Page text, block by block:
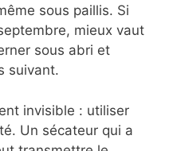
sous paillis. Si
mieux vaut
sous abri et
suivant.
invisible : utiliser
Un sécateur qui a